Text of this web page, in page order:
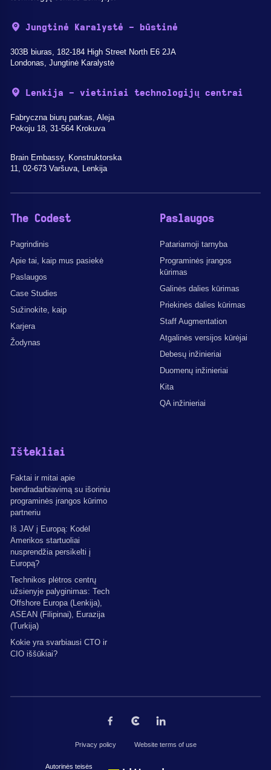
Jungtinė Karalystė - būstinė
303B biuras, 182-184 High Street North E6 2JA
Londonas, Jungtinė Karalystė
Lenkija - vietiniai technologijų centrai
Fabryczna biurų parkas, Aleja
Pokoju 18, 31-564 Krokuva
Brain Embassy, Konstruktorska
11, 02-673 Varšuva, Lenkija
The Codest
Pagrindinis
Apie tai, kaip mus pasiekė
Paslaugos
Case Studies
Sužinokite, kaip
Karjera
Žodynas
Paslaugos
Patariamoji tarnyba
Programinės įrangos
kūrimas
Galinės dalies kūrimas
Priekinės dalies kūrimas
Staff Augmentation
Atgalinės versijos kūrėjai
Debesų inžinieriai
Duomenų inžinieriai
Kita
QA inžinieriai
Ištekliai
Faktai ir mitai apie
bendradarbiavimą su išoriniu
programinės įrangos kūrimo
partneriu
Iš JAV į Europą: Kodėl
Amerikos startuoliai
nusprendžia persikelti į
Europą?
Technikos plėtros centrų
užsienyje palyginimas: Tech
Offshore Europa (Lenkija),
ASEAN (Filipinai), Eurazija
(Turkija)
Kokie yra svarbiausi CTO ir
CIO iššūkiai?
Privacy policy Website terms of use
Autorinės teisės © 2026 The Codest. Visos teisės saugomos.